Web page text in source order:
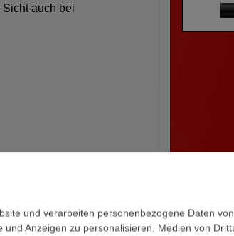
Sicht auch bei
und verarbeiten personenbezogene Daten von
Anzeigen zu personalisieren, Medien von